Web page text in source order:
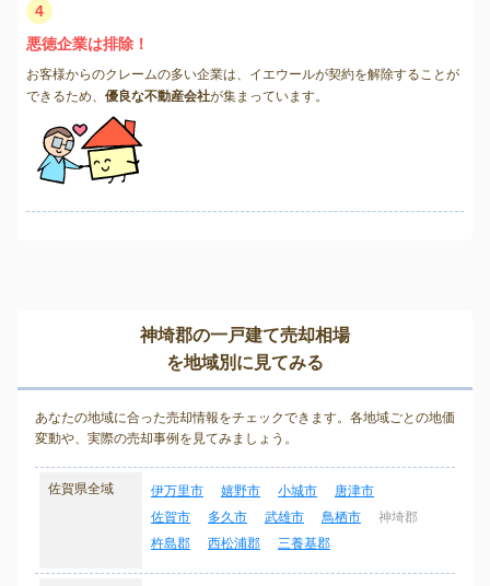
4
悪徳企業は排除！
お客様からのクレームの多い企業は、イエウールが契約を解除することが
できるため、 優良な不動産会社が集まっています。
神埼郡の一戸建て売却相場
を地域別に見てみる
あなたの地域に合った売却情報をチェックできます。各地域ごとの地価
変動や、実際の売却事例を見てみましょう。
佐賀県全域 伊万里市 嬉野市 小城市
唐津市
佐賀市
多久市 武雄市 鳥栖市
神埼郡
杵島郡
西松浦郡 三養基郡